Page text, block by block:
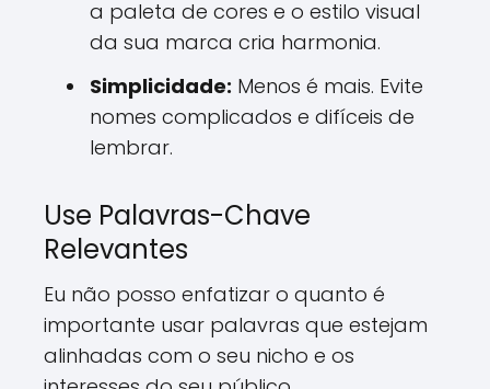
a paleta de cores e o estilo visual
da sua marca cria harmonia.
Simplicidade: Menos é mais. Evite
nomes complicados e difíceis de
lembrar.
Use Palavras-Chave
Relevantes
Eu não posso enfatizar o quanto é
importante usar palavras que estejam
alinhadas com o seu nicho e os